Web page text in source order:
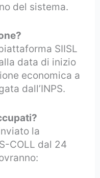
del sistema.
SIISL
data di inizio
economica a
dall’INPS.
la
COLL dal 24